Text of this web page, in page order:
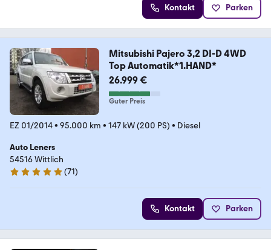
Kontakt Parken
Mitsubishi Pajero 3,2 DI-D 4WD
Top Automatik*1.HAND*
26.999 €
Guter Preis
EZ 01/2014• 95.000 km • 147 kW (200 PS) • Diesel
Auto Leners
54516 Wittlich
5 Sterne
(71)
Kontakt Parken